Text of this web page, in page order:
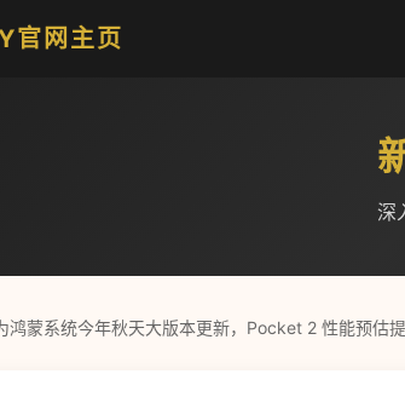
官网主页
深
鸿蒙系统今年秋天大版本更新，Pocket 2 性能预估